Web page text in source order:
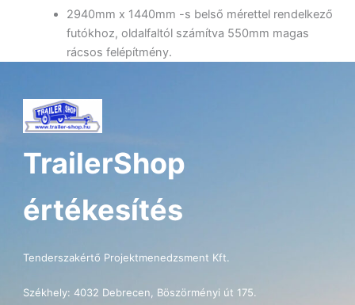
2940mm x 1440mm -s belső mérettel rendelkező
futókhoz, oldalfaltól számítva 550mm magas
rácsos felépítmény.
TrailerShop
értékesítés
Tenderszakértő Projektmenedzsment Kft.
Székhely: 4032 Debrecen, Böszörményi út 175.